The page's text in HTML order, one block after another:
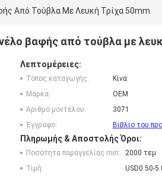
Από Τούβλα Με Λευκή Τρίχα 50mm
βαφής από τούβλα με
Λεπτομέρειες:
Τόπος καταγωγής:
Κίνα
Μάρκα:
OEM
Αριθμό μοντέλου:
3071
Έγγραφο:
Βιβλίο του
Πληρωμής & Αποστολής Όροι:
Ποσότητα παραγγελίας min:
2000 τεμ
Τιμή:
USD0.50-